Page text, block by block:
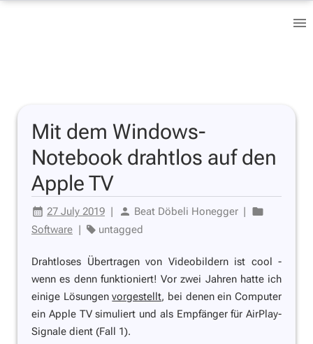
Mit dem Windows-
Notebook drahtlos auf den
Apple TV
27 July 2019 | Beat Döbeli Honegger |
Software | untagged
Drahtloses Übertragen von Videobildern ist cool -
wenn es denn funktioniert! Vor zwei Jahren hatte ich
einige Lösungenvorgestellt, bei denen ein Computer
ein Apple TV simuliert und als Empfänger für AirPlay-
Signale dient (Fall 1).